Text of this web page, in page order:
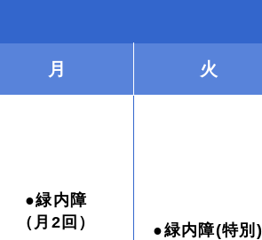
月 火
●緑内障
（月2回）
●緑内障(特別)